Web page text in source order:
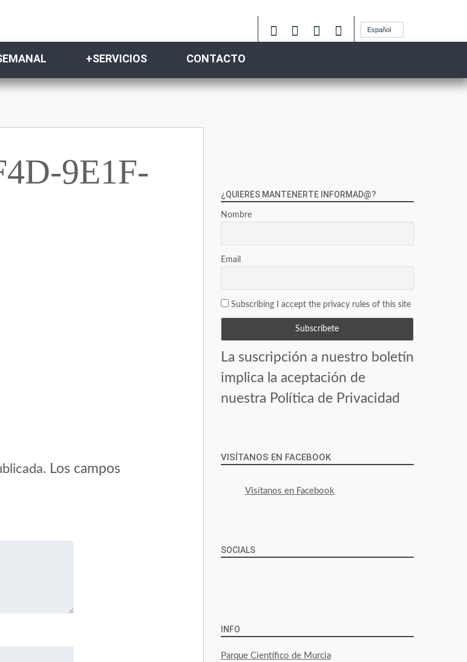
Español
+SERVICIOS CONTACTO
9E1F-
Los campos
¿QUIERES MANTENERTE INFORMAD@?
Nombre
Email
Subscribing I accept the privacy rules of this site
La suscripción a nuestro boletín
implica la aceptación de
nuestra Política de Privacidad
VISÍTANOS EN FACEBOOK
Visítanos en Facebook
SOCIALS
byfoodtopia
byfoodtopia
byfoodtopia
INFO
Parque Científico de Murcia